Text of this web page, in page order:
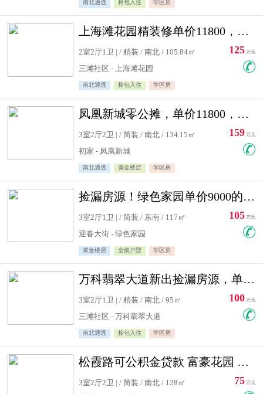
南北通透 拎包入住 学区房
上海滩花园精装修单价11800，价格最低的两居室，无敌视野
2室2厅1卫 | / 精装 / 南北 / 105.84㎡
三滩社区 - 上海滩花园
南北通透 拎包入住 学区房
125 万元
凤凰新城零公摊，单价11800，白银楼层，一个车库另算
3室2厅2卫 | / 简装 / 南北 / 134.15㎡
初家 - 凤凰新城
南北通透 黄金楼层 学区房
159 万元
捡漏房源！绿色家园单价9000的大三居，实验小学永明双学区
3室2厅1卫 | / 简装 / 东南 / 117㎡
迎春大街 - 绿色家园
黄金楼层 全南户型 学区房
105 万元
万科翡翠大道新出捡漏房源，单价10500精装修
3室2厅1卫 | / 精装 / 南北 / 95㎡
三滩社区 - 万科翡翠大道
南北通透 拎包入住 学区房
100 万元
松霞路可公积金贷款 富豪花园 复式住宅急售送小棚
3室2厅2卫 | / 简装 / 南北 / 128㎡
75 万元